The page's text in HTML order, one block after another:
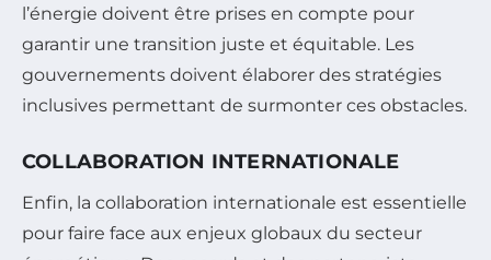
l’énergie doivent être prises en compte pour
garantir une transition juste et équitable. Les
gouvernements doivent élaborer des stratégies
inclusives permettant de surmonter ces obstacles.
COLLABORATION INTERNATIONALE
Enfin, la collaboration internationale est essentielle
pour faire face aux enjeux globaux du secteur